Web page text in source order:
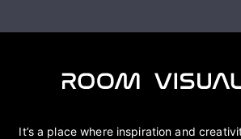
It’s a place where inspiration and